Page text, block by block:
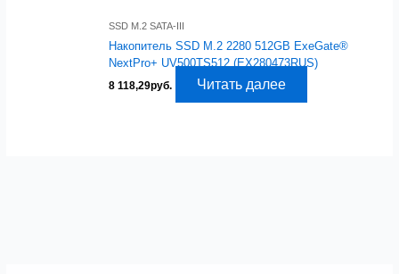
SSD M.2 SATA-III
Накопитель SSD M.2 2280 512GB ExeGate®
NextPro+ UV500TS512 (EX280473RUS)
8 118,29руб. Читать далее